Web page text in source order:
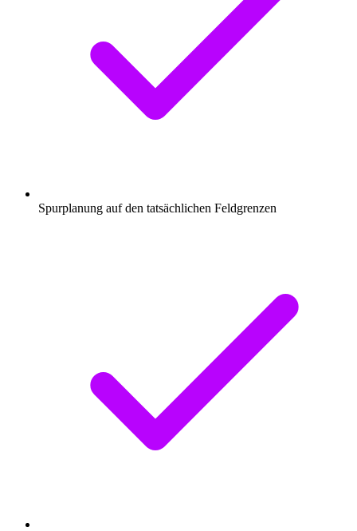
Spurplanung auf den tatsächlichen Feldgrenzen